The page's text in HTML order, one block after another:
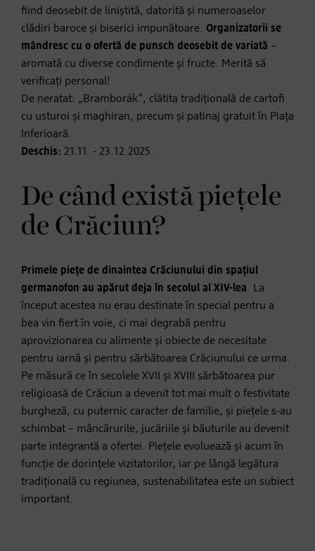
fiind deosebit de liniștită, datorită și numeroaselor
clădiri baroce și biserici impunătoare. Organizatorii se
mândresc cu o ofertă de punsch deosebit de variată –
aromată cu diverse condimente și fructe. Merită să
verificați personal!
De neratat: „Bramborák”, clătita tradițională de cartofi
cu usturoi și maghiran, precum și patinaj gratuit în Piața
Inferioară.
Deschis: 21.11. - 23.12.2025.
De când există piețele
de Crăciun?
Primele piețe de dinaintea Crăciunului din spațiul
germanofon au apărut deja în secolul al XIV-lea. La
început acestea nu erau destinate în special pentru a
bea vin fiert în voie, ci mai degrabă pentru
aprovizionarea cu alimente și obiecte de necesitate
pentru iarnă și pentru sărbătoarea Crăciunului ce urma.
Pe măsură ce în secolele XVII și XVIII sărbătoarea pur
religioasă de Crăciun a devenit tot mai mult o festivitate
burgheză, cu puternic caracter de familie, și piețele s-au
schimbat – mâncărurile, jucăriile și băuturile au devenit
parte integrantă a ofertei. Piețele evoluează și acum în
funcție de dorințele vizitatorilor, iar pe lângă legătura
tradițională cu regiunea, sustenabilitatea este un subiect
important.